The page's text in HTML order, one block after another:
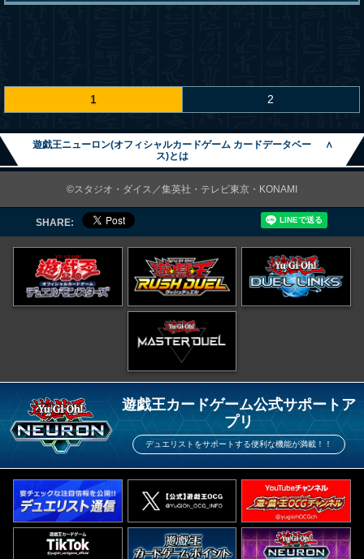
1 2
遊戯王ニューロン(オフィシャルカードゲーム カードデータベー
ス)とは
∧
©スタジオ・ダイス／集英社・テレビ東京・KONAMI
SHARE:
遊戯王カードゲーム公式サポートア
プリ
デュエリストをサポートする便利な機能が満載！！